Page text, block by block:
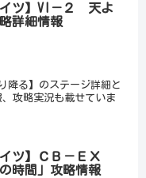
イツ】VI－２ 天よ
詳細情報
る】のステージ詳細と
攻略実況も載せていま
ツ】ＣＢ－ＥＸ
時間」攻略情報